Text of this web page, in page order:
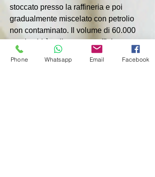
stoccato presso la raffineria e poi
gradualmente miscelato con petrolio
non contaminato. Il volume di 60.000
metri cubi è solitamente sufficiente per
diversi giorni di funzionamento della
raffineria", si legge nella nota.
Phone Whatsapp Email Facebook